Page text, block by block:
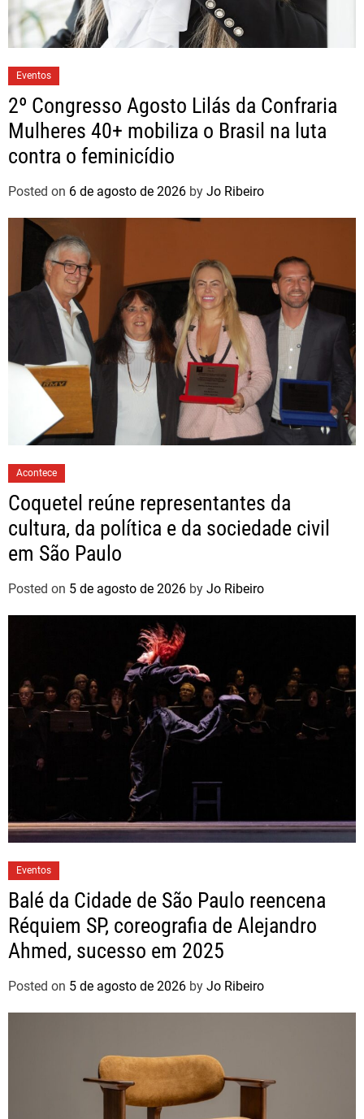
Eventos
2º Congresso Agosto Lilás da Confraria
Mulheres 40+ mobiliza o Brasil na luta
contra o feminicídio
Posted on 6 de agosto de 2026 by Jo Ribeiro
Acontece
Coquetel reúne representantes da
cultura, da política e da sociedade civil
em São Paulo
Posted on 5 de agosto de 2026 by Jo Ribeiro
Eventos
Balé da Cidade de São Paulo reencena
Réquiem SP, coreografia de Alejandro
Ahmed, sucesso em 2025
Posted on 5 de agosto de 2026 by Jo Ribeiro